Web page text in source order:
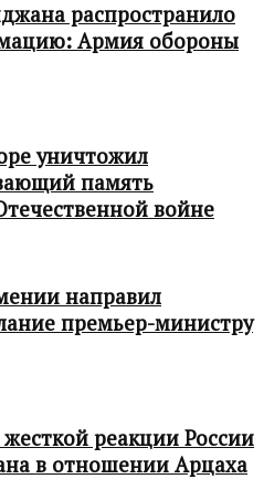
распространило
Армия обороны
уничтожил
память
войне
направил
премьер-министру
реакции России
в отношении Арцаха